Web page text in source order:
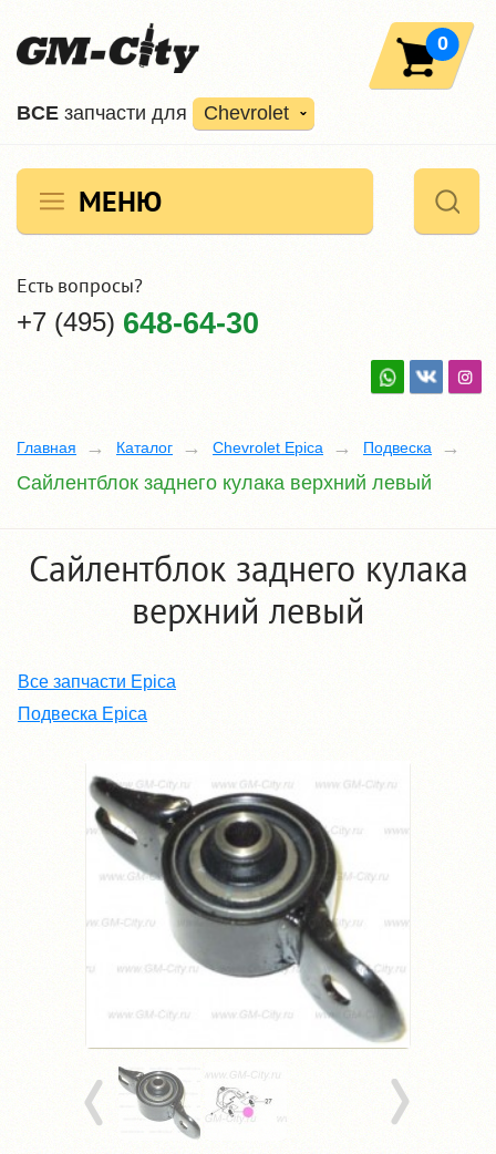
ВCE запчасти для Chevrolet
0
МЕНЮ
Есть вопросы?
+7 (495) 648-64-30
Главная Каталог Chevrolet Epica Подвеска
Сайлентблок заднего кулака верхний левый
Сайлентблок заднего кулака
верхний левый
Все запчасти Epica
Подвеска Epica